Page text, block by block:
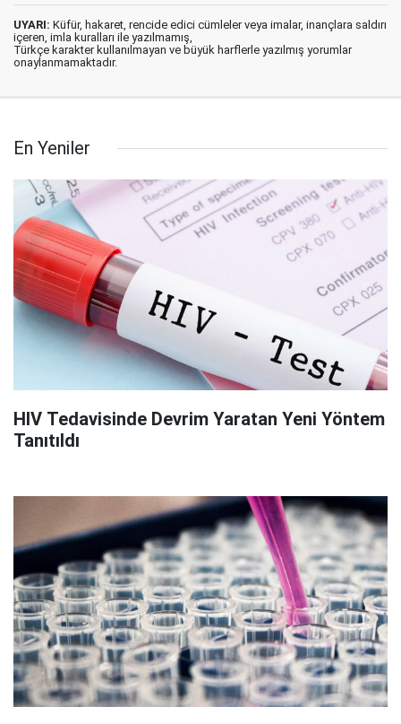
UYARI: Küfür, hakaret, rencide edici cümleler veya imalar, inançlara saldırı
içeren, imla kuralları ile yazılmamış,
Türkçe karakter kullanılmayan ve büyük harflerle yazılmış yorumlar
onaylanmamaktadır.
En Yeniler
HIV Tedavisinde Devrim Yaratan Yeni Yöntem
Tanıtıldı